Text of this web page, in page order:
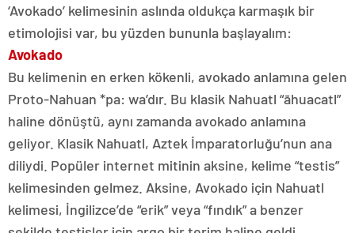
‘Avokado’ kelimesinin aslında oldukça karmaşık bir
etimolojisi var, bu yüzden bununla başlayalım:
Avokado
Bu kelimenin en erken kökenli, avokado anlamına gelen
Proto-Nahuan *pa: wa’dır. Bu klasik Nahuatl “āhuacatl”
haline dönüştü, aynı zamanda avokado anlamına
geliyor. Klasik Nahuatl, Aztek İmparatorluğu’nun ana
diliydi. Popüler internet mitinin aksine, kelime “testis”
kelimesinden gelmez. Aksine, Avokado için Nahuatl
kelimesi, İngilizce’de “erik” veya “fındık” a benzer